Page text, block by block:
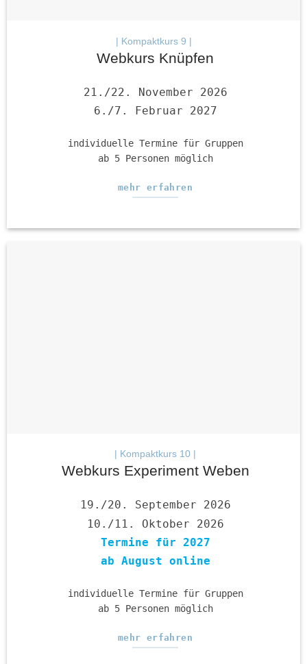
| Kompaktkurs 9 |
Webkurs Knüpfen
21./22. November 2026
6./7. Februar 2027
individuelle Termine für Gruppen
ab 5 Personen möglich
mehr erfahren
| Kompaktkurs 10 |
Webkurs Experiment Weben
19./20. September 2026
10./11. Oktober 2026
Termine für 2027
ab August online
individuelle Termine für Gruppen
ab 5 Personen möglich
mehr erfahren